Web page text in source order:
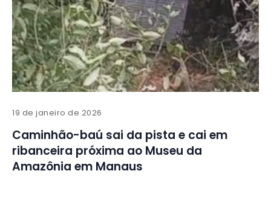
19 de janeiro de 2026
Caminhão-baú sai da pista e cai em
ribanceira próxima ao Museu da
Amazônia em Manaus